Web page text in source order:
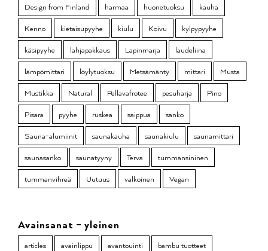
Design from Finland
harmaa huonetuoksu
kauha
Kenno
kietaisupyyhe kiulu Koivu
kylpypyyhe
käsipyyhe
lahjapakkaus Lapinmarja
laudeliina
lämpömittari
löylytuoksu Metsämänty mittari
Musta
Mustikka
Natural Pellavafrotee pesuharja
Pino
Pisara
pyyhe ruskea saippua
sanko
Sauna-alumiinit
saunakauha saunakiulu
saunamittari
saunasanko
saunatyyny Terva
tummansininen
tummanvihreä
Uutuus valkoinen Vegan
Avainsanat – yleinen
articles avainlippu avantouinti
bambu tuotteet